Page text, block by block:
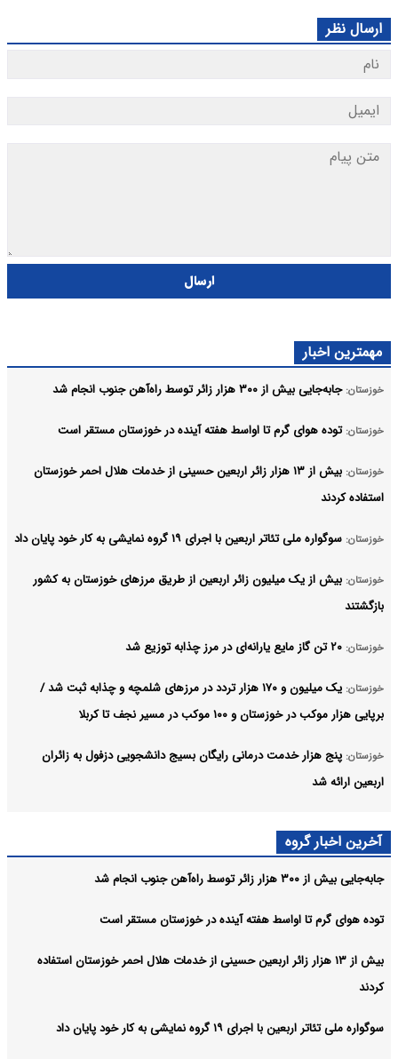
ارسال نظر
ارسال
مهمترین اخبار
خوزستان: جابه‌جایی بیش از ۳۰۰ هزار زائر توسط راه‌آهن جنوب انجام شد
خوزستان: توده هوای گرم تا اواسط هفته آینده در خوزستان مستقر است
خوزستان:
بیش از ۱۳ هزار زائر اربعین حسینی از خدمات هلال احمر خوزستان
استفاده کردند
خوزستان: سوگواره ملی تئاتر اربعین با اجرای ۱۹ گروه نمایشی به کار خود پایان داد
خوزستان: بیش از یک میلیون زائر اربعین از طریق مرزهای خوزستان به کشور
بازگشتند
خوزستان: ۲۰ تن گاز مایع یارانه‌ای در مرز چذابه توزیع شد
خوزستان:
یک میلیون و ۱۷۰ هزار تردد در مرزهای شلمچه و چذابه ثبت شد /
برپایی هزار موکب در خوزستان و ۱۰۰ موکب در مسیر نجف تا کربلا
خوزستان: پنج هزار خدمت درمانی رایگان بسیج دانشجویی دزفول به زائران
اربعین ارائه شد
آخرین اخبار گروه
جابه‌جایی بیش از ۳۰۰ هزار زائر توسط راه‌آهن جنوب انجام شد
توده هوای گرم تا اواسط هفته آینده در خوزستان مستقر است
بیش از ۱۳ هزار زائر اربعین حسینی از خدمات هلال احمر خوزستان استفاده
کردند
سوگواره ملی تئاتر اربعین با اجرای ۱۹ گروه نمایشی به کار خود پایان داد